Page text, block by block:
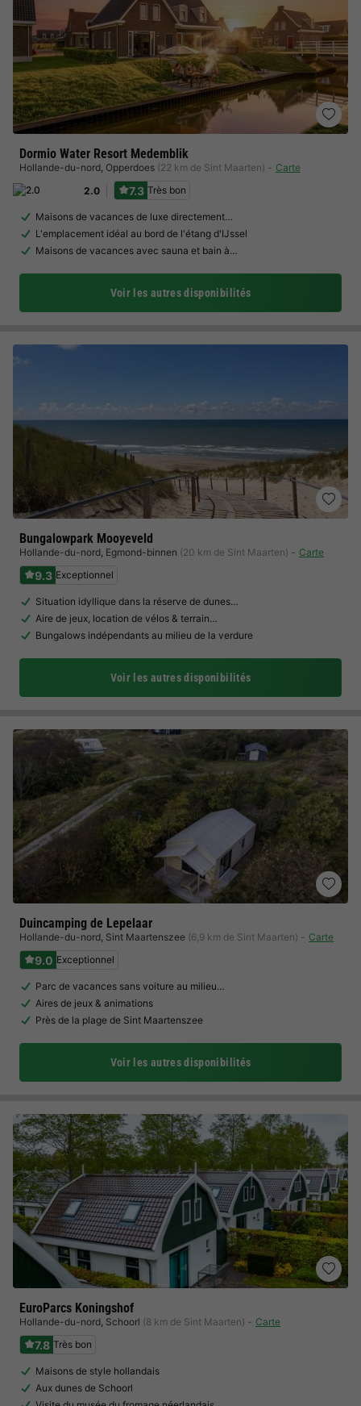
Dormio Water Resort Medemblik
Hollande-du-nord, Opperdoes (22 km de Sint Maarten)
Carte
2.0
7.3 Très bon
Maisons de vacances de luxe directement…
L'emplacement idéal au bord de l'étang d'IJssel
Maisons de vacances avec sauna et bain à…
Voir les autres disponibilités
Bungalowpark Mooyeveld
Hollande-du-nord, Egmond-binnen (20 km de Sint Maarten) Carte
9.3 Exceptionnel
Situation idyllique dans la réserve de dunes…
Aire de jeux, location de vélos & terrain…
Bungalows indépendants au milieu de la verdure
Voir les autres disponibilités
Duincamping de Lepelaar
Hollande-du-nord, Sint Maartenszee (6,9 km de Sint Maarten) Carte
9.0 Exceptionnel
Parc de vacances sans voiture au milieu…
Aires de jeux & animations
Près de la plage de Sint Maartenszee
Voir les autres disponibilités
EuroParcs Koningshof
Hollande-du-nord, Schoorl (8 km de Sint Maarten) Carte
7.8 Très bon
Maisons de style hollandais
Aux dunes de Schoorl